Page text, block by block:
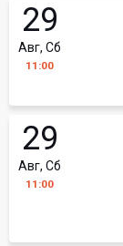
29
Авг, Сб
11:00
29
Авг, Сб
11:00